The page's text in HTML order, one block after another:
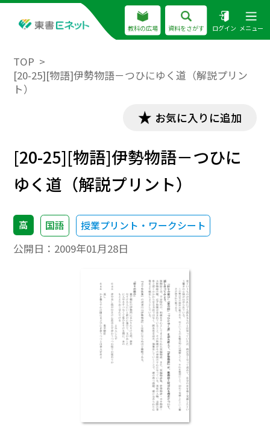
教科の広場 資料をさがす ログイン メニュー
TOP
[20-25][物語]伊勢物語－つひにゆく道（解説プリン
ト）
お気に入りに追加
[20-25][物語]伊勢物語－つひに
ゆく道（解説プリント）
高 国語 授業プリント・ワークシート
公開日： 2009年01月28日